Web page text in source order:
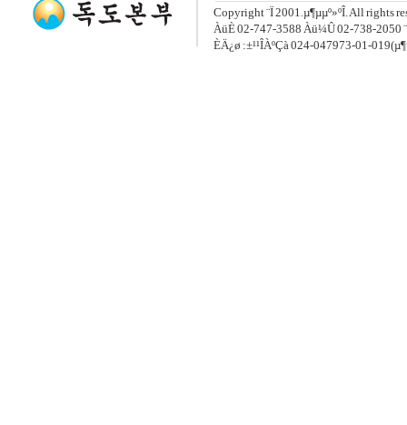
Copyright ¨Ï 2001.µ¶µµº»ºÎ. All rights
ÀüÈ­ 02-747-3588 Àü¼Û 02-738-2050
ÈÄ¿ø :±¹¹ÎÀºÇà 024-047973-01-